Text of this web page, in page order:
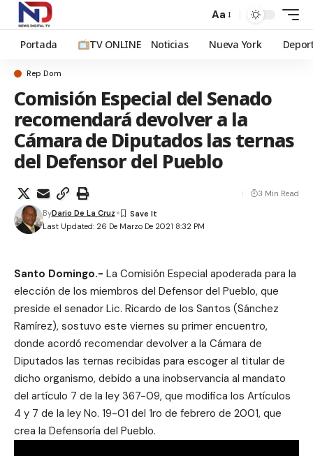
Aa
Portada TV ONLINE Noticias Nueva York
Rep Dom
Comisión Especial del Senado
recomendará devolver a la
Cámara de Diputados las ternas
del Defensor del Pueblo
Last Updated: 26 De Marzo De 2021 8:32 PM
ByDario De La Cruz
3 Min Read
Santo Domingo.- La Comisión Especial apoderada para la
elección de los miembros del Defensor del Pueblo, que
preside el senador Lic. Ricardo de los Santos (Sánchez
Ramírez), sostuvo este viernes su primer encuentro,
donde acordó recomendar devolver a la Cámara de
Diputados las ternas recibidas para escoger al titular de
dicho organismo, debido a una inobservancia al mandato
del artículo 7 de la ley 367-09, que modifica los Artículos
4 y 7 de la ley No. 19-01 del 1ro de febrero de 2001, que
crea la Defensoría del Pueblo.